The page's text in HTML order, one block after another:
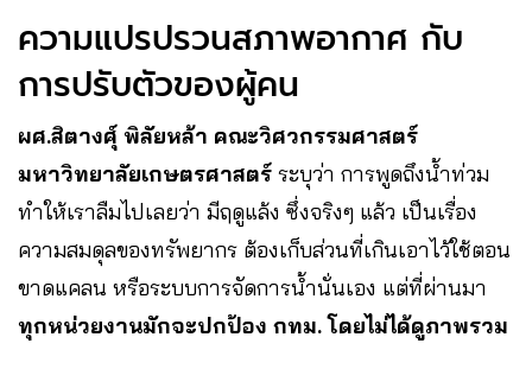
ความแปรปรวนสภาพอากาศ กับ
การปรับตัวของผู้คน
ผศ.สิตางศุ์ พิลัยหล้า คณะวิศวกรรมศาสตร์
มหาวิทยาลัยเกษตรศาสตร์ ระบุว่า การพูดถึงน้ำท่วม
ทำให้เราลืมไปเลยว่า มีฤดูแล้ง ซึ่งจริงๆ แล้ว เป็นเรื่อง
ความสมดุลของทรัพยากร ต้องเก็บส่วนที่เกินเอาไว้ใช้ตอน
ขาดแคลน หรือระบบการจัดการน้ำนั่นเอง แต่ที่ผ่านมา
ทุกหน่วยงานมักจะปกป้อง กทม. โดยไม่ได้ดูภาพรวม